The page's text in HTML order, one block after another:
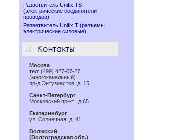
Разветвитель Unifix TS
(электрические соединители
проводов)
Разветвитель Unifix T (разъемы
электрические силовые)
Москва
тел: (499) 427-07-27
(многоканальный)
пр-д Энтузиастов, д. 15
Санкт-Петербург
Московский пр-кт., д.65
Екатеринбург
ул. Солнечная, д. 41
Волжский
(Волгоградская обл.)